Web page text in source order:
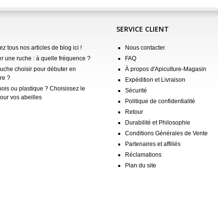
tous nos articles de blog ici !
une ruche : à quelle fréquence ?
choisir pour débuter en
?
ou plastique ? Choisissez le
vos abeilles
SERVICE CLIENT
Nous contacter
FAQ
À propos d'Apiculture-Magasin
Expédition et Livraison
Sécurité
Politique de confidentialité
Retour
Durabilité et Philosophie
Conditions Générales de Vente
Partenaires et affiliés
Réclamations
Plan du site